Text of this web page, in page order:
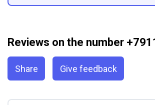
Reviews on the number
Share Give feedback